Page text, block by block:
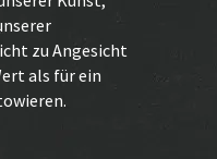
zu Angesicht
als für ein